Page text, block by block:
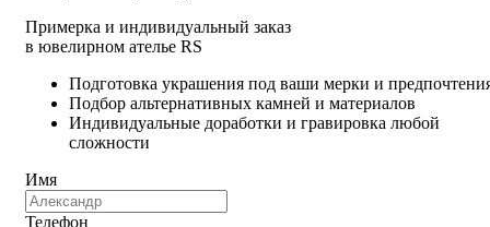
Примерка и индивидуальный заказ
в ювелирном ателье RS
Подготовка украшения под ваши мерки и
Подбор альтернативных камней и материалов
Индивидуальные доработки и гравировка любой
сложности
Имя
Телефон